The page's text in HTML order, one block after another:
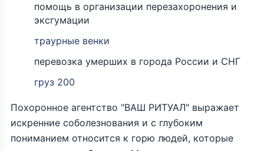
помощь в организации перезахоронения и
эксгумации
траурные венки
перевозка умерших в города России и СНГ
груз 200
Похоронное агентство "ВАШ РИТУАЛ" выражает
искренние соболезнования и с глубоким
пониманием относится к горю людей, которые